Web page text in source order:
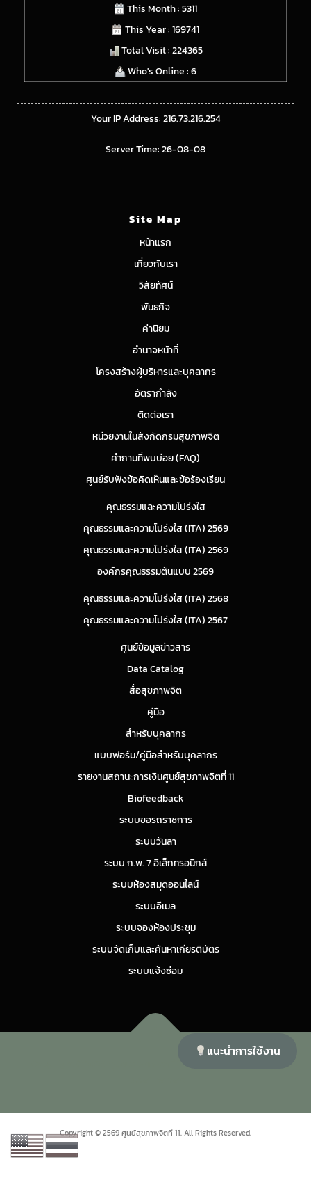
This Month : 5311
This Year : 169741
Total Visit : 224365
Who's Online : 6
Your IP Address: 216.73.216.254
Server Time: 26-08-08
Site Map
หน้าแรก
เกี่ยวกับเรา
วิสัยทัศน์
พันธกิจ
ค่านิยม
อำนาจหน้าที่
โครงสร้างผู้บริหารและบุคลากร
อัตรากำลัง
ติดต่อเรา
หน่วยงานในสังกัดกรมสุขภาพจิต
คำถามที่พบบ่อย (FAQ)
ศูนย์รับฟังข้อคิดเห็นและข้อร้องเรียน
คุณธรรมและความโปร่งใส
คุณธรรมและความโปร่งใส (ITA) 2569
คุณธรรมและความโปร่งใส (ITA) 2569
องค์กรคุณธรรมต้นแบบ 2569
คุณธรรมและความโปร่งใส (ITA) 2568
คุณธรรมและความโปร่งใส (ITA) 2567
ศูนย์ข้อมูลข่าวสาร
Data Catalog
สื่อสุขภาพจิต
คู่มือ
สำหรับบุคลากร
แบบฟอร์ม/คู่มือสำหรับบุคลากร
รายงานสถานะการเงินศูนย์สุขภาพจิตที่ 11
Biofeedback
ระบบขอรถราชการ
ระบบวันลา
ระบบ ก.พ. 7 อิเล็กทรอนิกส์
ระบบห้องสมุดออนไลน์
ระบบอีเมล
ระบบจองห้องประชุม
ระบบจัดเก็บและค้นหาเกียรติบัตร
ระบบแจ้งซ่อม
Copyright © 2569 ศูนย์สุขภาพจิตที่ 11. All Rights Reserved.
แนะนำการใช้งาน